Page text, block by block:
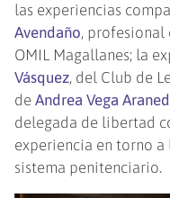
las experiencias
Avendaño, profesional
OMIL Magallanes; la
Vásquez, del Club de
deAndrea Vega
delegada de libertad
experiencia en torno
sistema penitenciario.